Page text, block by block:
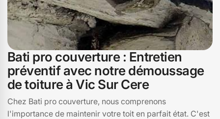
Bati pro couverture : Entretien
préventif avec notre démoussage
de toiture à Vic Sur Cere
Chez Bati pro couverture, nous comprenons
l'importance de maintenir votre toit en parfait état. C'est